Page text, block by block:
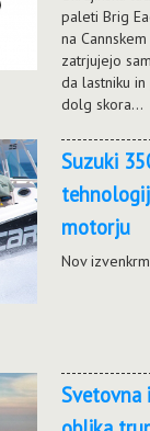
paleti Brig
na
zatrjujejo
da lastniku
dolg skora...
Suzuki
motorju
Nov
Svetovna